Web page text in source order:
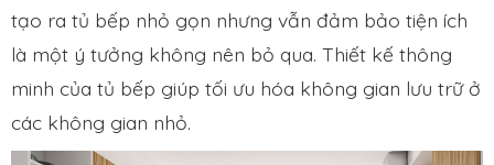
tạo ra tủ bếp nhỏ gọn nhưng vẫn đảm bảo tiện ích
là một ý tưởng không nên bỏ qua. Thiết kế thông
minh của tủ bếp giúp tối ưu hóa không gian lưu trữ ở
các không gian nhỏ.